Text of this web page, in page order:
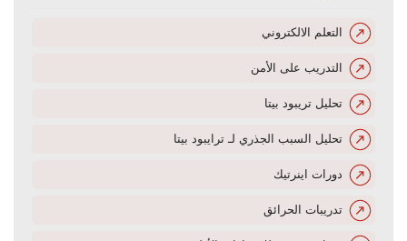
التعلم الالكتروني
التدريب على الأمن
تحليل تريبود بيتا
تحليل السبب الجذري لـ ترايبود بيتا
دورات اينرتيك
تدريبات الحرائق